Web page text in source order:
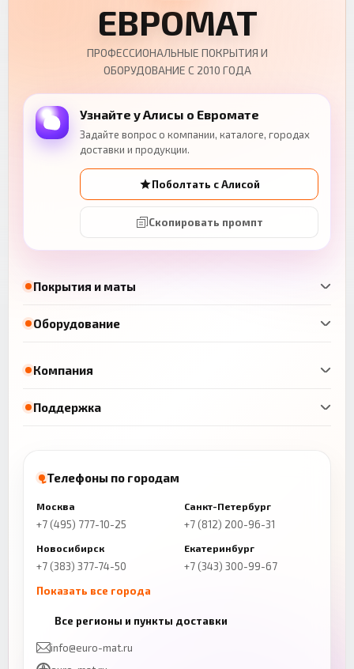
Покрытия и маты
Оборудование
ЕВРОМАТ
ПРОФЕССИОНАЛЬНЫЕ ПОКРЫТИЯ И
ОБОРУДОВАНИЕ С 2010 ГОДА
Узнайте у Алисы о Евромате
Задайте вопрос о компании, каталоге, городах
доставки и продукции.
Поболтать с Алисой
Скопировать промпт
Компания
Поддержка
Телефоны по городам
Москва
+7 (495) 777-10-25
Санкт-Петербург
+7 (812) 200-96-31
Новосибирск
+7 (383) 377-74-50
Екатеринбург
+7 (343) 300-99-67
Показать все города
+7 (843) 206-01-30
Челябинск
Все регионы и пункты доставки
info@euro-mat.ru